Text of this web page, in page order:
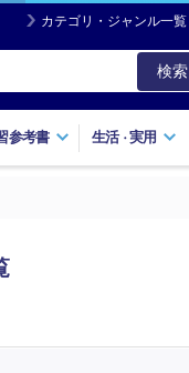
カテゴリ・ジャンル一覧
検索
参考書 生活・実用